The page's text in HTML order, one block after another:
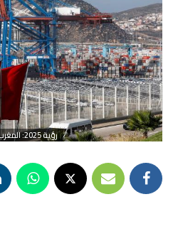
رؤية 2025: المغرب ضمن أقوى اقتصادات القارة الإفريقية